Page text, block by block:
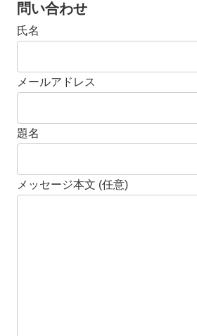
問い合わせ
氏名
メールアドレス
題名
メッセージ本文 (任意)